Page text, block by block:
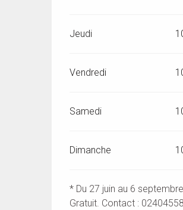
Jeudi
Vendredi
Samedi
Dimanche
* Du 27 juin au 6
Gratuit. Contact :